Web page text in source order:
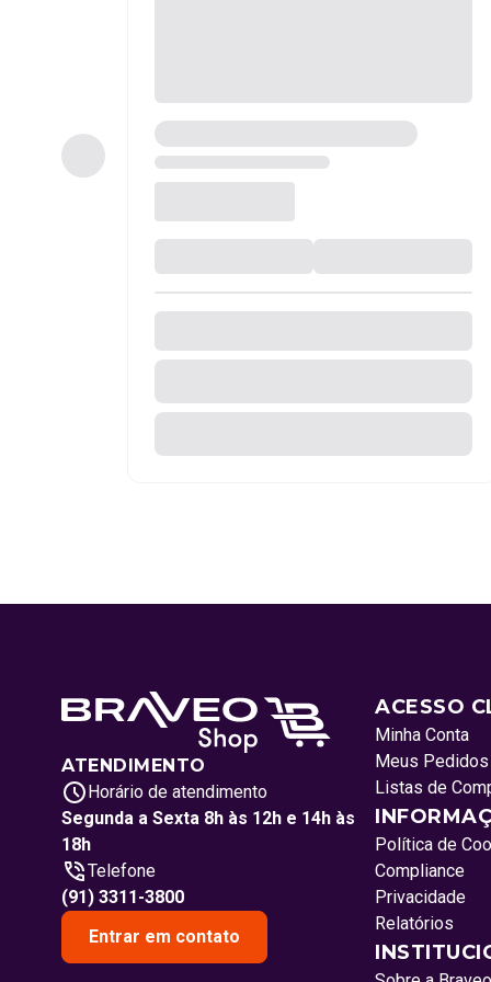
ATENDIMENTO
Horário de atendimento
Segunda a Sexta 8h às 12h e 14h às
18h
Telefone
(91) 3311-3800
Entrar em contato
ACESSO
Minha Conta
Meus Pedidos
Listas de
Política de
Compliance
Privacidade
Relatórios